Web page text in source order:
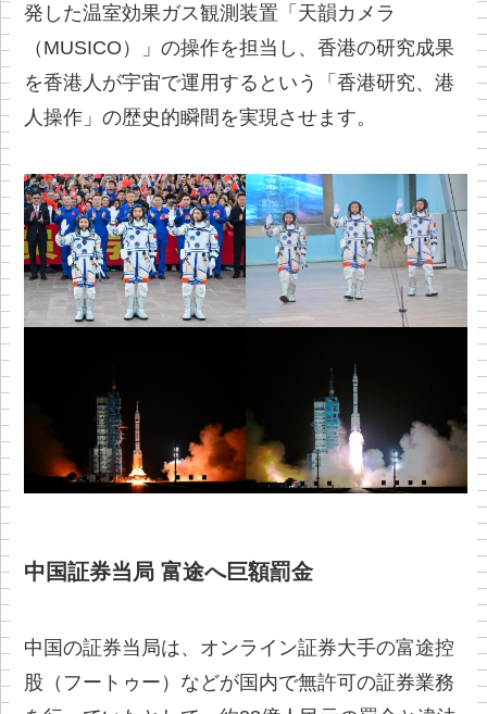
発した温室効果ガス観測装置「天韻カメラ
（MUSICO）」の操作を担当し、香港の研究成果
を香港人が宇宙で運用するという「香港研究、港
人操作」の歴史的瞬間を実現させます。
中国証券当局富途へ巨額罰金
中国の証券当局は、オンライン証券大手の富途控
股（フートゥー）などが国内で無許可の証券業務